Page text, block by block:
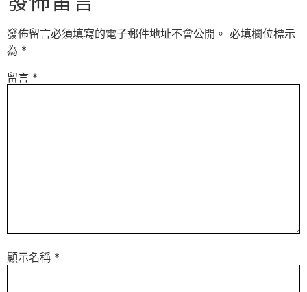
發佈留言必須填寫的電子郵件地址不會公開。 必填欄位標示
為 *
留言 *
顯示名稱 *